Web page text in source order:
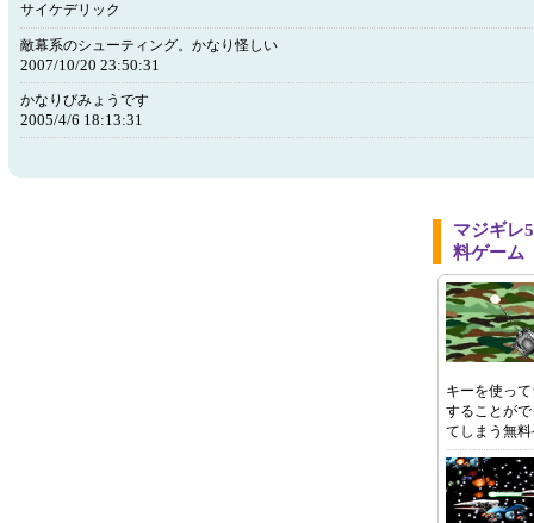
サイケデリック
敵幕系のシューティング。かなり怪しい
2007/10/20 23:50:31
かなりびみょうです
2005/4/6 18:13:31
マジギレ
料ゲーム
キーを使っ
することが
てしまう無